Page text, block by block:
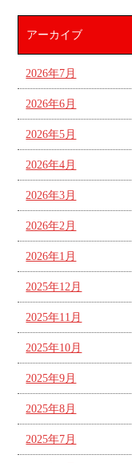
アーカイブ
2026年7月
2026年6月
2026年5月
2026年4月
2026年3月
2026年2月
2026年1月
2025年12月
2025年11月
2025年10月
2025年9月
2025年8月
2025年7月